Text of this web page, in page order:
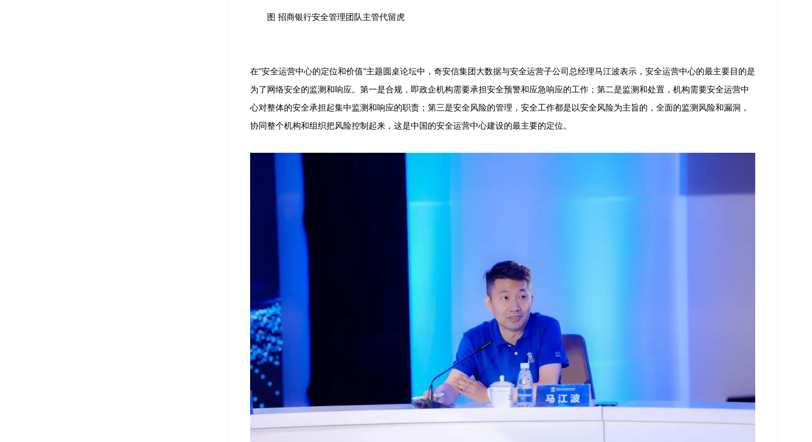
图 招商银行安全管理团队主管代留虎
在“安全运营中心的定位和价值”主题圆桌论坛中，奇安信集团大数据与安全运营子公司总经理马江波表示，安全运营中心的最主要目的是
为了网络安全的监测和响应。第一是合规，即政企机构需要承担安全预警和应急响应的工作；第二是监测和处置，机构需要安全运营中
心对整体的安全承担起集中监测和响应的职责；第三是安全风险的管理，安全工作都是以安全风险为主旨的，全面的监测风险和漏洞，
协同整个机构和组织把风险控制起来，这是中国的安全运营中心建设的最主要的定位。